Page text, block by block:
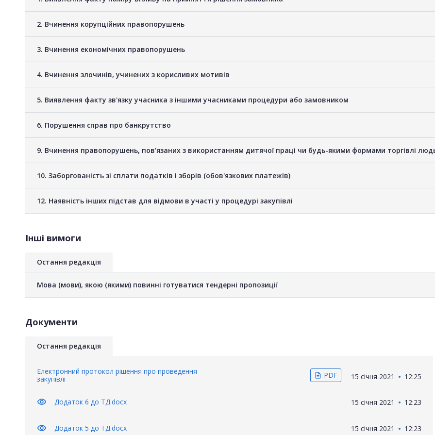
2. Вчинення корупційних правопорушень
3. Вчинення економічних правопорушень
4. Вчинення злочинів, учинених з корисливих мотивів
5. Виявлення факту зв'язку учасника з іншими учасниками процедури або замовником
6. Порушення справ про банкрутство
9. Вчинення правопорушень, пов'язаних з використанням дитячої праці чи будь-якими формами торгівлі
10. Заборгованість зі сплати податків і зборів (обов'язкових платежів)
12. Наявність інших підстав для відмови в участі у процедурі закупівлі
Інші вимоги
Остання редакція
Мова (мови), якою (якими) повинні готуватися тендерні пропозиції
Документи
Остання редакція
Електронний протокол рішення про проведення
закупівлі
description PDF 15 січня 2021 12:25
visibility Додаток 6 до ТД.docx 15 січня 2021 12:23
visibility Додаток 5 до ТД.docx 15 січня 2021 12:23